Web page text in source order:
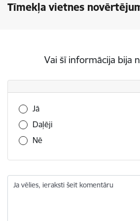
Tīmekļa vietnes
Vai šī informācija bija
Vai šī informācija bija noderīga?
Jā
Daļēji
Nē
Ja vēlies, ieraksti šeit komentāru